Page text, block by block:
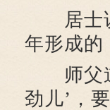
居士说
年形成
师父道
劲儿’，